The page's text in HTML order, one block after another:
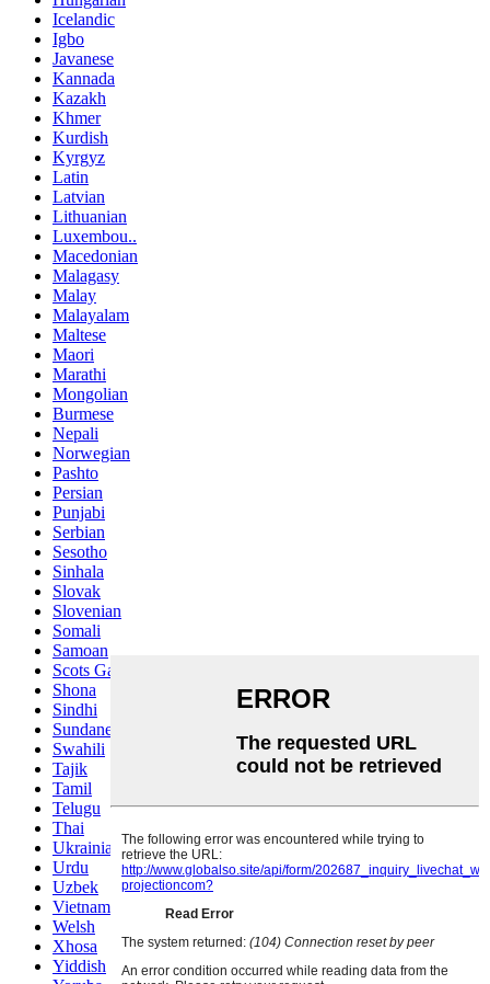
Icelandic
Igbo
Javanese
Kannada
Kazakh
Khmer
Kurdish
Kyrgyz
Latin
Latvian
Lithuanian
Luxembou..
Macedonian
Malagasy
Malay
Malayalam
Maltese
Maori
Marathi
Mongolian
Burmese
Nepali
Norwegian
Pashto
Persian
Punjabi
Serbian
Sesotho
Sinhala
Slovak
Slovenian
Somali
Samoan
Scots Gaelic
Shona
Sindhi
Sundanese
Swahili
Tajik
Tamil
Telugu
Thai
Ukrainian
Urdu
Uzbek
Vietnamese
Welsh
Xhosa
Yiddish